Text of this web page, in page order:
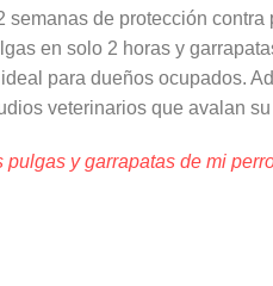
de protección contra
en solo 2 horas y
para dueños ocupados.
veterinarios que avalan
y garrapatas de mi